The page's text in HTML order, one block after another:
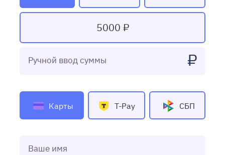
5000 ₽
Ручной ввод суммы ₽
Карты T-Pay СБП
Ваше имя